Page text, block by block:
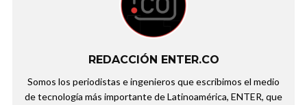
REDACCIÓN ENTER.CO
Somos los periodistas e ingenieros que escribimos el medio
de tecnología más importante de Latinoamérica, ENTER, que